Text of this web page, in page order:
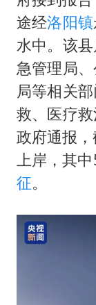
途经洛阳镇
水中。该
急管理局
局等相关
救、医疗
政府通报
上岸，其
征。